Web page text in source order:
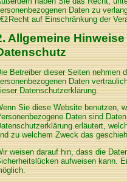
Daten zu
auf Einschränkung der
Allgemeine
Betreiber dieser Seiten nehmen
Daten
Datenschutzerklärung.
Sie diese Website benutzen,
Daten sind
erläutert,
zu welchem Zweck das
weisen darauf hin, dass die
aufweisen kann.